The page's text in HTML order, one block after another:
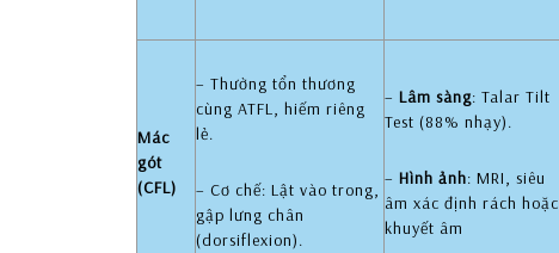
Mác
gót
(CFL)
– Thường tổn thương
cùng ATFL, hiếm riêng
lẻ.
– Cơ chế: Lật vào trong,
gập lưng chân
(dorsiflexion).
– Lâm sàng: Talar Tilt
Test (88% nhạy).
– Hình ảnh: MRI, siêu
âm xác định rách hoặc
khuyết âm